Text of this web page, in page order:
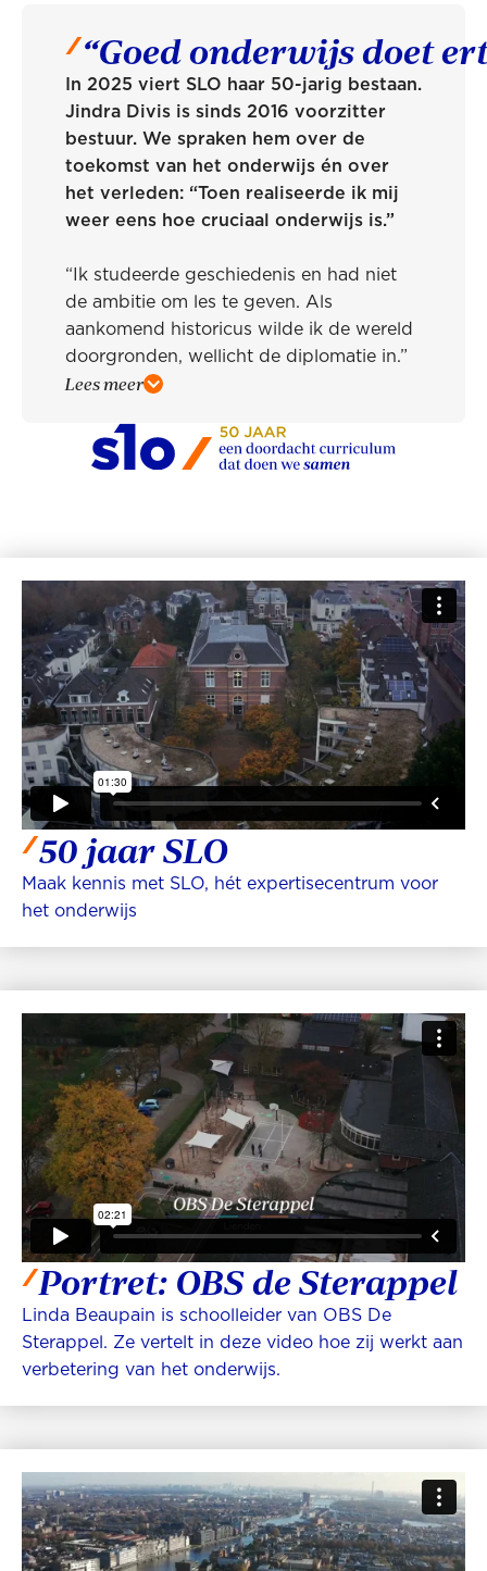
“Goed onderwijs doet
In 2025 viert SLO haar 50-jarig bestaan.
Jindra Divis is sinds 2016 voorzitter
bestuur. We spraken hem over de
toekomst van het onderwijs én over
het verleden: “Toen realiseerde ik mij
weer eens hoe cruciaal onderwijs is.”
“Ik studeerde geschiedenis en had niet
de ambitie om les te geven. Als
aankomend historicus wilde ik de wereld
doorgronden, wellicht de diplomatie in.”
Lees meer
50 jaar SLO
Maak kennis met SLO, hét expertisecentrum voor
het onderwijs
Portret: OBS de Sterappel
Linda Beaupain is schoolleider van OBS De
Sterappel. Ze vertelt in deze video hoe zij werkt aan
verbetering van het onderwijs.